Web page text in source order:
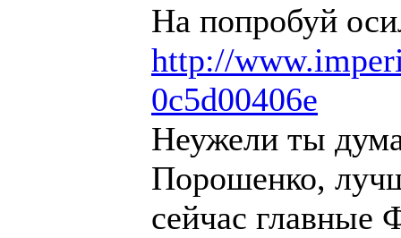
На попробуй
http://
0c5d00406e
Неужели ты
Порошенко,
сейчас